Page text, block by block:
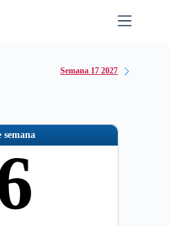
Semana 17 2027
semana